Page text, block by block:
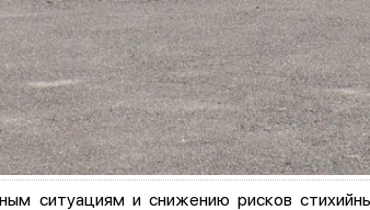
ситуациям и снижению рисков